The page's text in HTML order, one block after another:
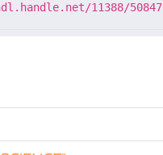
11388/50847